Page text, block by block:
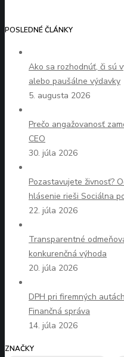
POSLEDNÉ ČLÁNKY
Ako sa rozhodnúť, či sú
alebo paušálne výdavky
5. augusta 2026
Prečo angažovanosť
CEO
30. júla 2026
Pozastavujete živnosť?
hlásenie rieši Sociálna
22. júla 2026
Transparentné
konkurenčná výhoda
20. júla 2026
DPH pri firemných
Finančná správa
14. júla 2026
ZNAČKY